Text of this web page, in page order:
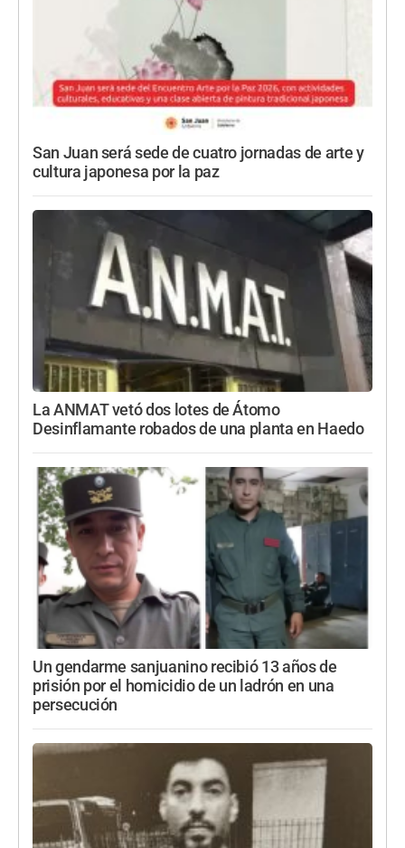
San Juan será sede de cuatro jornadas de arte y
cultura japonesa por la paz
La ANMAT vetó dos lotes de Átomo
Desinflamante robados de una planta en Haedo
Un gendarme sanjuanino recibió 13 años de
prisión por el homicidio de un ladrón en una
persecución